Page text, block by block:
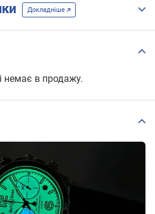
Докладніше
немає в продажу.